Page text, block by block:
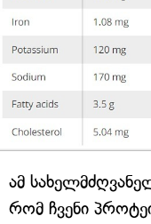
ამ
რომ ჩვენი